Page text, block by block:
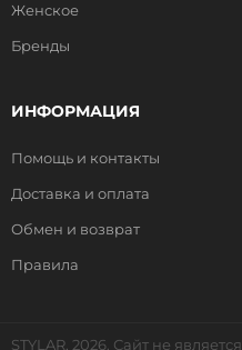
Женское
Бренды
ИНФОРМАЦИЯ
Помощь и контакты
Доставка и оплата
Обмен и возврат
Правила
STYLAR, 2026. Сайт не